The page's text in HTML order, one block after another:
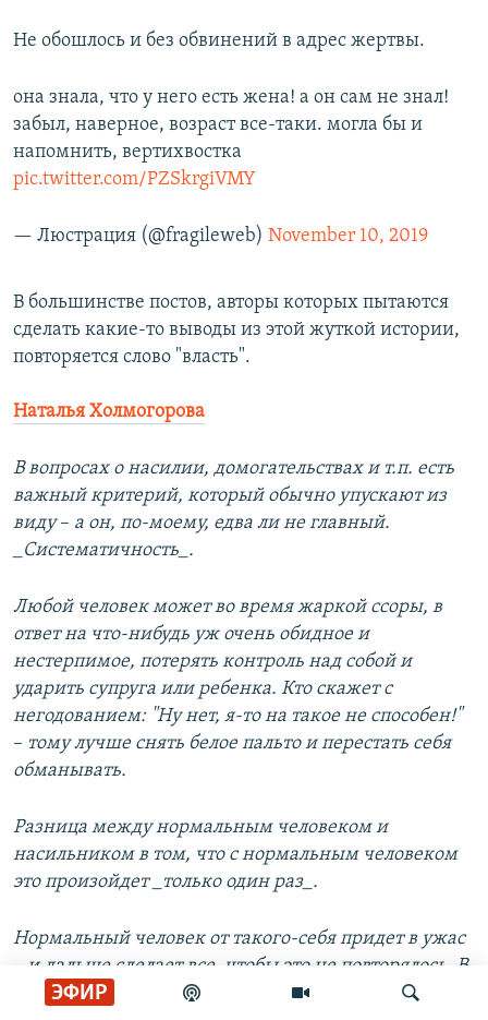
ЭФИР
Не обошлось и без обвинений в адрес жертвы.
она знала, что у него есть жена! а он сам не знал!
забыл, наверное, возраст все-таки. могла бы и
напомнить, вертихвостка
pic.twitter.com/PZSkrgiVMY
— Люстрация (@fragileweb) November 10, 2019
В большинстве постов, авторы которых пытаются
сделать какие-то выводы из этой жуткой истории,
повторяется слово "власть".
Наталья Холмогорова
В вопросах о насилии, домогательствах и т.п. есть
важный критерий, который обычно упускают из
виду– ​ а он, по-моему, едва ли не главный.
_Систематичность_.
Любой человек может во время жаркой ссоры, в
ответ на что-нибудь уж очень обидное и
нестерпимое, потерять контроль над собой и
ударить супруга или ребенка. Кто скажет с
негодованием: "Ну нет, я-то на такое не способен!"
– ​ тому лучше снять белое пальто и перестать себя
обманывать.
Разница между нормальным человеком и
насильником в том, что с нормальным человеком
это произойдет _только один раз_.
Нормальный человек от такого-себя придет в ужас
и дальше сделает все, чтобы это не повторялось. В
том числе и разведется, и уйдет, если боится снова